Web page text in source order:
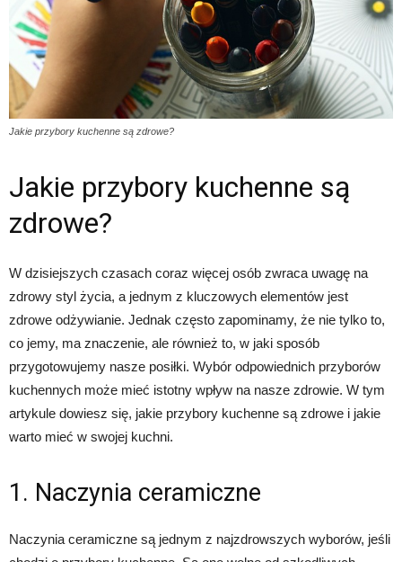
Jakie przybory kuchenne są zdrowe?
Jakie przybory kuchenne są
zdrowe?
W dzisiejszych czasach coraz więcej osób zwraca uwagę na
zdrowy styl życia, a jednym z kluczowych elementów jest
zdrowe odżywianie. Jednak często zapominamy, że nie tylko to,
co jemy, ma znaczenie, ale również to, w jaki sposób
przygotowujemy nasze posiłki. Wybór odpowiednich przyborów
kuchennych może mieć istotny wpływ na nasze zdrowie. W tym
artykule dowiesz się, jakie przybory kuchenne są zdrowe i jakie
warto mieć w swojej kuchni.
1. Naczynia ceramiczne
Naczynia ceramiczne są jednym z najzdrowszych wyborów, jeśli